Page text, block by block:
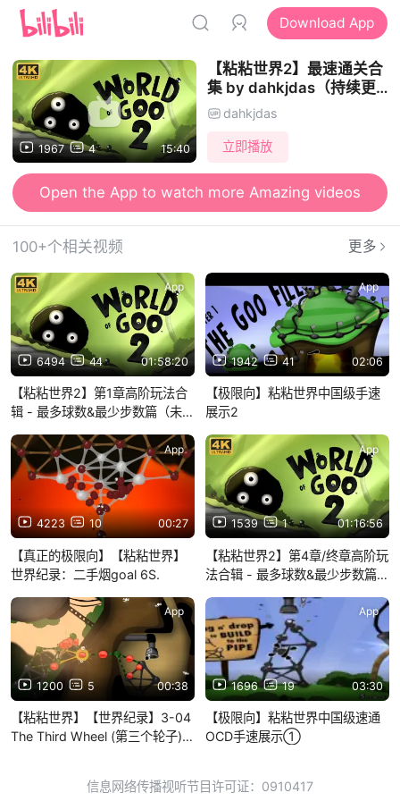
Download App
1967 4 15:40
【粘粘世界2】最速通关合
集 by dahkjdas（持续更
新）dahkjdas
立即播放
Open the App to watch more Amazing videos
100+个相关视频 更多
6494 44 01:58:20
App
【粘粘世界2】第1章高阶玩法合
辑 - 最多球数&最少步数篇（未完
1942 41 02:06
App
【极限向】粘粘世界中国级手速
展示2
4223 10 00:27
App
【真正的极限向】【粘粘世界】
世界纪录：二手烟goal 6S.
1539 1 01:16:56
App
【粘粘世界2】第4章/终章高阶玩
法合辑 - 最多球数&最少步数篇
1200 5 00:38
App
【粘粘世界】【世界纪录】3-04
The Third Wheel (第三个轮子)
1696 19 03:30
App
【极限向】粘粘世界中国级速通
OCD手速展示①
信息网络传播视听节目许可证：0910417